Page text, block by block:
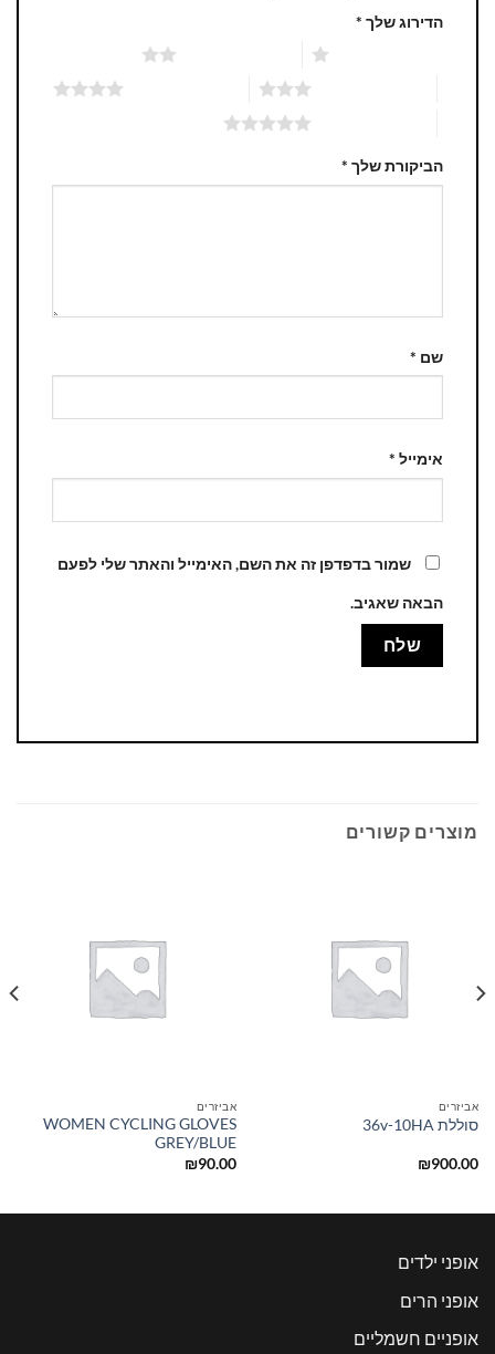
הדירוג שלך *
הביקורת שלך *
שם *
אימייל *
שמור בדפדפן זה את השם, האימייל והאתר שלי לפעם
הבאה שאגיב.
מוצרים קשורים
אביזרים
סוללת 36v-10HA
₪900.00
אביזרים
WOMEN CYCLING GLOVES
GREY/BLUE
₪90.00
אופני ילדים
אופני הרים
אופניים חשמליים